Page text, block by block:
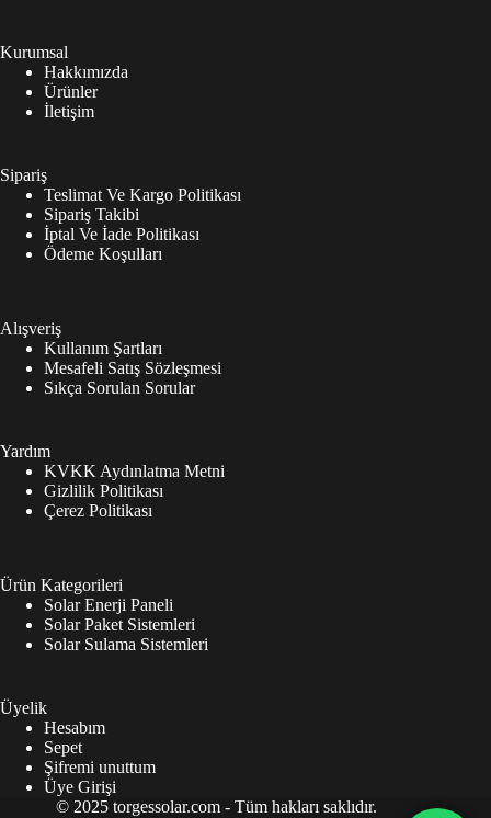
Kurumsal
Hakkımızda
Ürünler
İletişim
Sipariş
Teslimat Ve Kargo Politikası
Sipariş Takibi
İptal Ve İade Politikası
Ödeme Koşulları
Alışveriş
Kullanım Şartları
Mesafeli Satış Sözleşmesi
Sıkça Sorulan Sorular
Yardım
KVKK Aydınlatma Metni
Gizlilik Politikası
Çerez Politikası
Ürün Kategorileri
Solar Enerji Paneli
Solar Paket Sistemleri
Solar Sulama Sistemleri
Üyelik
Hesabım
Sepet
Şifremi unuttum
Üye Girişi
© 2025 torgessolar.com - Tüm hakları saklıdır.